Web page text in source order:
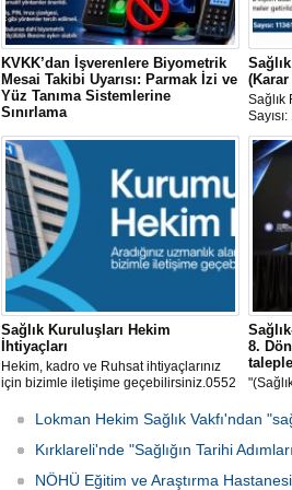
KVKK’dan İşverenlere Biyometrik
Mesai Takibi Uyarısı: Parmak İzi ve
Yüz Tanıma Sistemlerine
Sınırlama
Kişisel Verileri Koruma Kurulu (KVKK),
çalışanların mesai takibinde parmak izi,
yüz tanıma ve iris taraması gibi
biyometrik sistemlerin kullanılmasına
ilişkin önemli bir ilke kararı yayımladı.
(Karar
Sağlık
33258
Sağlık Kuruluşları Hekim
İhtiyaçları
Hekim, kadro ve Ruhsat ihtiyaçlarınız
için bizimle iletişime geçebilirsiniz.0552
8.
10
Lokman Hekim Sağlık Vakfı'ndan
Kırklareli'nde "Sağlığın Tarihi
NÖHÜ Eğitim ve Araştırma